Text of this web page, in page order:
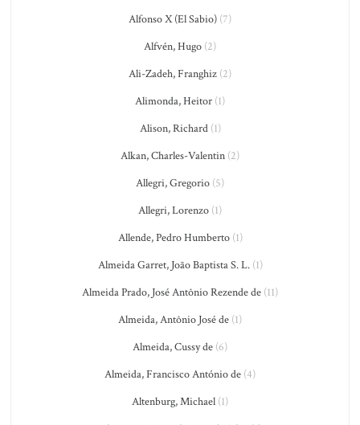
Alfonso X (El Sabio) (7)
Alfvén, Hugo (2)
Ali-Zadeh, Franghiz (2)
Alimonda, Heitor (1)
Alison, Richard(1)
Alkan, Charles-Valentin (2)
Allegri, Gregorio (5)
Allegri, Lorenzo (1)
Allende, Pedro Humberto(1)
Almeida Garret, João Baptista S. L.(1)
Almeida Prado, José Antônio Rezende de (11)
Almeida, Antônio José de (1)
Almeida, Cussy de (6)
Almeida, Francisco António de (4)
Altenburg, Michael (1)